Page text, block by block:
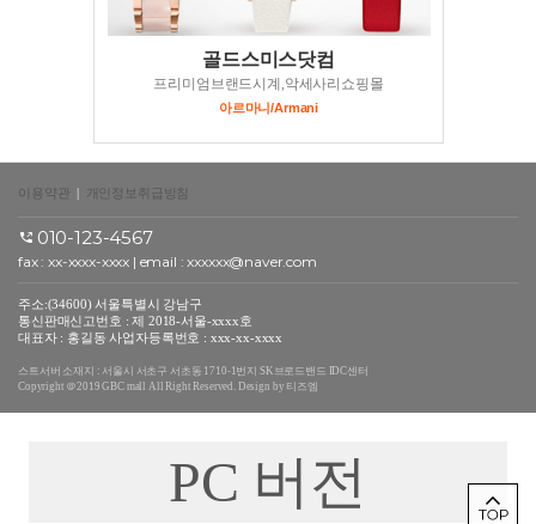
골드스미스닷컴
프리미엄브랜드시계,악세사리쇼핑몰
아르마니/Armani
이용약관 | 개인정보취급방침
010-123-4567
fax : xx-xxxx-xxxx | email : xxxxxx@naver.com
주소:(34600) 서울특별시 강남구
통신판매신고번호 : 제 2018-서울-xxxx호
대표자 : 홍길동 사업자등록번호 : xxx-xx-xxxx
스트서버 소재지 : 서울시 서초구 서초동 1710-1번지 SK브로드밴드 IDC센터
Copyright ＠2019 GBC mall All Right Reserved. Design by 티즈엠
PC 버전